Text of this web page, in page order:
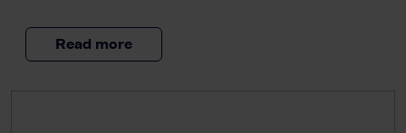
Read more